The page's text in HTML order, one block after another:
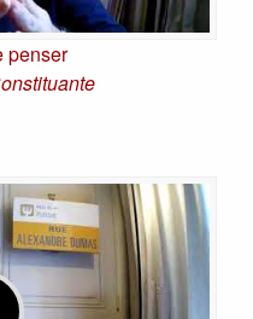
penser